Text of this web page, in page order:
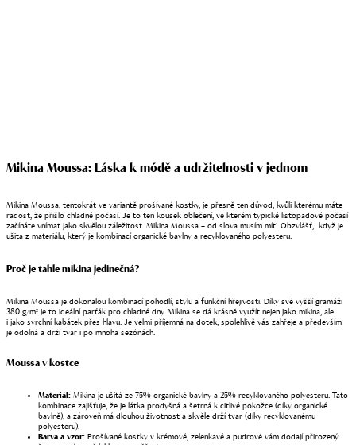
Mikina Moussa: Láska k módě a udržitelnosti v jednom
Mikina Moussa, tentokrát ve variantě prošívané kostky, je přesně ten důvod, kvůli kterému máte
radost, že přišlo chladné počasí. Je to ten kousek oblečení, ve kterém typické listopadové počasí
začínáte vnímat jako skvělou záležitost. Mikina Moussa – od slova musím mít! Obzvlášť, když je
ušita z materiálu, který je kombinací organické bavlny a recyklovaného polyesteru.
Proč je tahle mikina jedinečná?
Mikina Moussa je dokonalou kombinací pohodlí, stylu a funkční hřejivosti. Díky své vyšší gramáži
380 g/m² je to ideální parťák pro chladné dny. Mikina se dá krásně využít nejen jako mikina, ale
i jako svrchní kabátek přes hlavu. Je velmi příjemná na dotek, spolehlivě vás zahřeje a především
je odolná a drží tvar i po mnoha sezónách.
Moussa v kostce
Materiál: Mikina je ušitá ze 75% organické bavlny a 25% recyklovaného polyesteru. Tato
kombinace zajišťuje, že je látka prodyšná a šetrná k citlivé pokožce (díky organické
bavlně), a zároveň má dlouhou životnost a skvěle drží tvar (díky recyklovanému
polyesteru).
Barva a vzor: Prošívané kostky v krémové, zelenkavé a pudrové vám dodají přirozený